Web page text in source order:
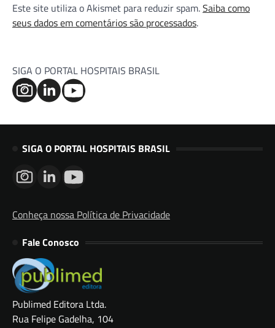
Este site utiliza o Akismet para reduzir spam.Saiba como
seus dados em comentários são processados.
SIGA O PORTAL HOSPITAIS BRASIL
SIGA O PORTAL HOSPITAIS BRASIL
Conheça nossa Política de Privacidade
Fale Conosco
Publimed Editora Ltda.
Rua Felipe Gadelha, 104